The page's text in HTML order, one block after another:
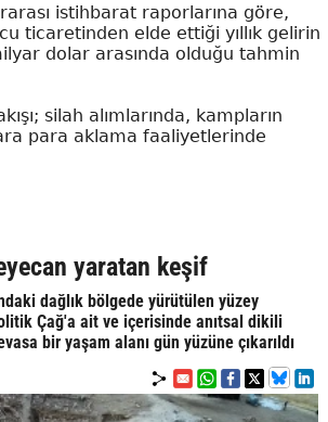
istihbarat raporlarına göre,
ticaretinden elde ettiği yıllık gelirin
dolar arasında olduğu tahmin
silah alımlarında, kampların
para aklama faaliyetlerinde
yaratan keşif
dağlık bölgede yürütülen yüzey
Çağ'a ait ve içerisinde anıtsal dikili
bir yaşam alanı gün yüzüne çıkarıldı